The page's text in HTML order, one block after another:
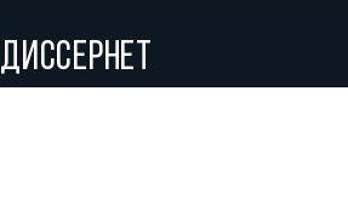
ДИССЕРНЕТ